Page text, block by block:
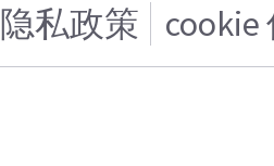
隐私政策 cookie